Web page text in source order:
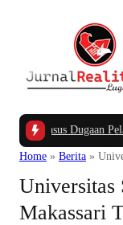
Kasus Dugaan
Home » Berita »
Universitas
Makassari